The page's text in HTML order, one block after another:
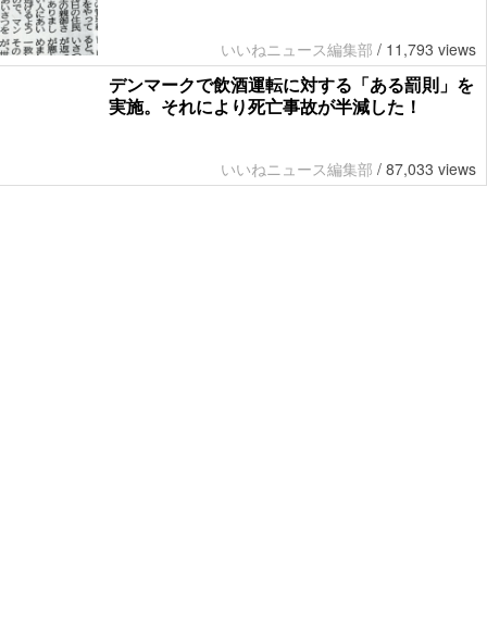
いいねニュース編集部 / 11,793 views
デンマークで飲酒運転に対する「ある罰則」を
実施。それにより死亡事故が半減した！
いいねニュース編集部 / 87,033 views